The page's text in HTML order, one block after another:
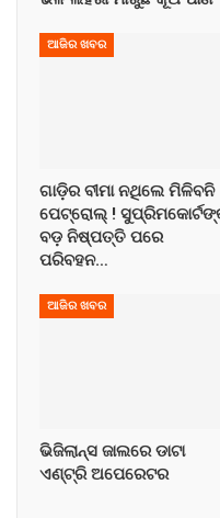
ଆଜିର ଖବର
ଗାଡ଼ିର ବୀମା ନଥିଲେ ମିଳିବନି
ପେଟ୍ରୋଲ୍ !
ବଡ଼ ନିଷ୍ପତ୍ତି ପରେ
ପରିବହନ…
ଆଜିର ଖବର
ଭିଜିଲାନ୍ସ ଜାଲରେ ଡାଟା
ଏଣ୍ଟ୍ରି ଅପେରେଟର